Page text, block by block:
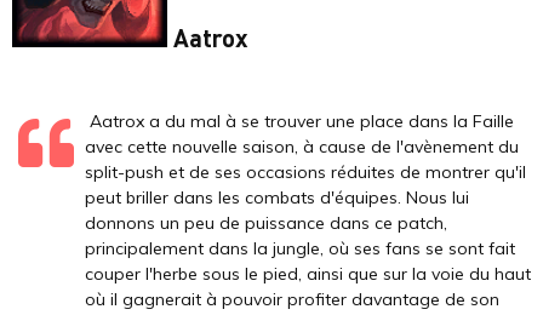
Aatrox
Aatrox a du mal à se trouver une place dans la Faille
avec cette nouvelle saison, à cause de l'avènement du
split-push et de ses occasions réduites de montrer qu'il
peut briller dans les combats d'équipes. Nous lui
donnons un peu de puissance dans ce patch,
principalement dans la jungle, où ses fans se sont fait
couper l'herbe sous le pied, ainsi que sur la voie du haut
où il gagnerait à pouvoir profiter davantage de son